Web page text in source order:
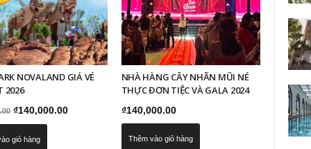
NOVALAND GIÁ VÉ
2026
Giá
gốc
là:
₫140,000.00Giá
giỏ hàng
NHÀ HÀNG CÂY NHÃN MŨI NÉ
THỰC ĐƠN TIỆC VÀ GALA 2024
₫140,000.00
Thêm vào giỏ hàng